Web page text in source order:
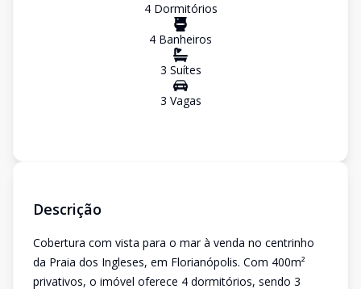
4Dormitórios
4 Banheiros
3 Suítes
3 Vagas
Descrição
Cobertura com vista para o mar à venda no centrinho
da Praia dos Ingleses, em Florianópolis. Com 400m²
privativos, o imóvel oferece 4 dormitórios, sendo 3